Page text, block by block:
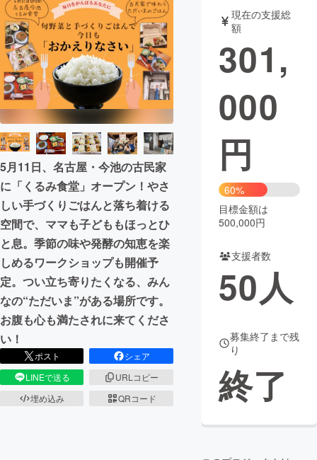
テクノロジー・ガジェット
映像・映画 書籍・雑誌
ビジネス・起業 チャレンジ
まちづくり・地域活性化
CAMPFIRE for Social Good
CAMPFIRE Creation
CAMPFIREふるさと納税machi-ya コミュニティ
5月11日、名古屋・今池の古民家
に「くるみ食堂」オープン！やさ
しい手づくりごはんと落ち着ける
空間で、ママも子どももほっとひ
と息。季節の味や発酵の知恵を楽
しめるワークショップも開催予
定。つい立ち寄りたくなる、みん
なの“ただいま”がある場所です。
お腹も心も満たされに来てくださ
い！
ポスト
シェア
LINEで送る
URLコピー
埋め込み
QRコード
現在の支援総
額
301,
000
円
60%
目標金額は
500,000円
支援者数
50人
募集終了まで残
り
終了